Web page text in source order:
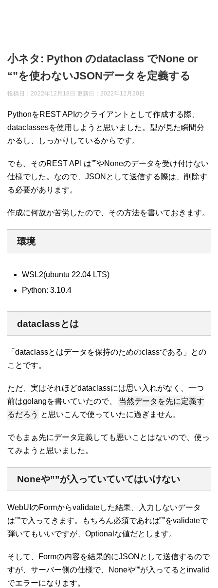
小ネタ: Python のdataclass でNone or
“”を使わないJSONデータを定義する
投稿日：2022年12月18日 更新日： 2022年12月20日
PythonをREST APIのクライアントとして作成する際、
dataclassesを使用しようと思いました。型が見た瞬間分
かるし、しっかりしているからです。
でも、そのREST API は””やNoneのデータを受け付けない
仕様でした。なので、JSONとして送信する際は、削除す
る必要があります。
作成に何故か苦労したので、その方法を書いておきます。
環境
WSL2(ubuntu 22.04 LTS)
Python: 3.10.4
dataclassとは
「dataclassとはデータを保持のためのclassである」との
ことです。
ただ、実はそれほどdataclassには思い入れがなく、一つ
前はgolangを書いていたので、
当然データを先に定義す
るだろう と思いこんで使っていたに過ぎません。
でもまぁ先にデータ定義しても悪いことはないので、使っ
てみようと思いました。
Noneや””が入っていていてはいけない
WebUIのFormからvalidateした結果、入力しないデータ
は””で入ってきます。もちろん必須であれば””をvalidateで
弾いてもいいですが、Optionalな値だとします。
そして、Formの内容を結果的にJSONとして送信するので
すが、サーバー側の仕様で、Noneや””が入ってるとinvalid
でエラーになります。